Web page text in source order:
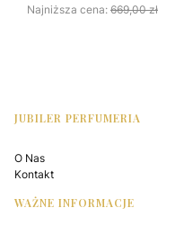
Najniższa cena: 669,00 zł
Linki w stopce
JUBILER PERFUMERIA
O Nas
Kontakt
WAŻNE INFORMACJE